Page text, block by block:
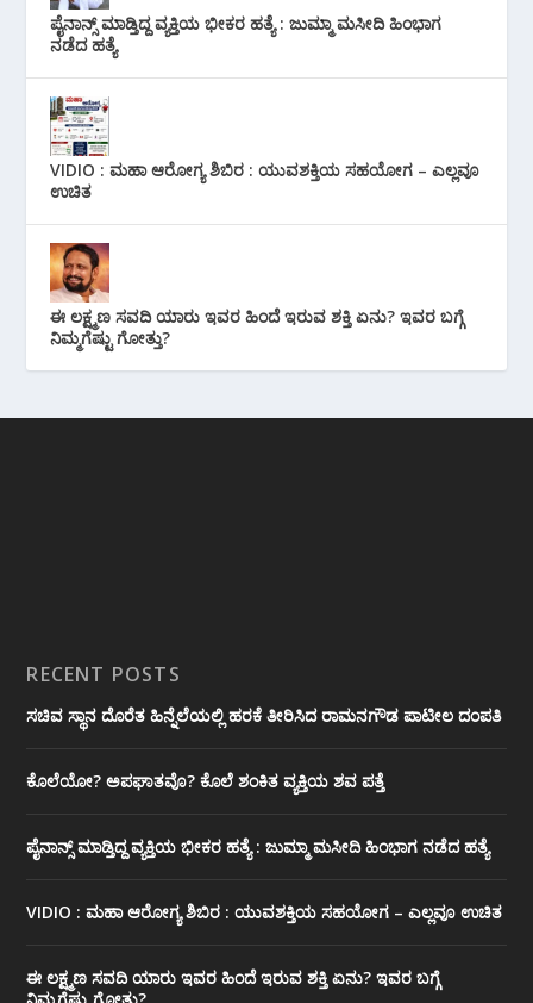
ಪೈನಾನ್ಸ್ ಮಾಡ್ತಿದ್ದ ವ್ಯಕ್ತಿಯ ಭೀಕರ‌ ಹತ್ಯೆ : ಜುಮ್ಮಾ ಮಸೀದಿ ಹಿಂಭಾಗ
ನಡೆದ ಹತ್ಯೆ
VIDIO : ಮಹಾ ಆರೋಗ್ಯ ಶಿಬಿರ : ಯುವಶಕ್ತಿಯ ಸಹಯೋಗ – ಎಲ್ಲವೂ
ಉಚಿತ
ಈ ಲಕ್ಷ್ಮಣ ಸವದಿ ಯಾರು ಇವರ ಹಿಂದೆ ಇರುವ ಶಕ್ತಿ ಏನು? ಇವರ ಬಗ್ಗೆ
ನಿಮ್ಮಗೆಷ್ಟು ಗೋತ್ತು?
RECENT POSTS
ಸಚಿವ ಸ್ಥಾನ ದೊರೆತ ಹಿನ್ನೆಲೆಯಲ್ಲಿ ಹರಕೆ ತೀರಿಸಿದ ರಾಮನಗೌಡ ಪಾಟೀಲ ದಂಪತಿ
ಕೊಲೆಯೋ? ಅಪಘಾತವೊ? ಕೊಲೆ ಶಂಕಿತ ವ್ಯಕ್ತಿಯ ಶವ ಪತ್ತೆ
ಪೈನಾನ್ಸ್ ಮಾಡ್ತಿದ್ದ ವ್ಯಕ್ತಿಯ ಭೀಕರ‌ ಹತ್ಯೆ : ಜುಮ್ಮಾ ಮಸೀದಿ ಹಿಂಭಾಗ ನಡೆದ ಹತ್ಯೆ
VIDIO : ಮಹಾ ಆರೋಗ್ಯ ಶಿಬಿರ : ಯುವಶಕ್ತಿಯ ಸಹಯೋಗ – ಎಲ್ಲವೂ ಉಚಿತ
ಈ ಲಕ್ಷ್ಮಣ ಸವದಿ ಯಾರು ಇವರ ಹಿಂದೆ ಇರುವ ಶಕ್ತಿ ಏನು? ಇವರ ಬಗ್ಗೆ